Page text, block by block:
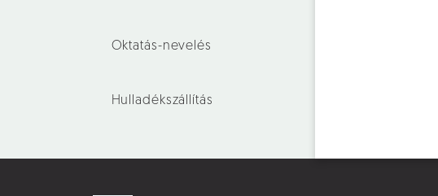
Oktatás-nevelés
Hulladékszállítás